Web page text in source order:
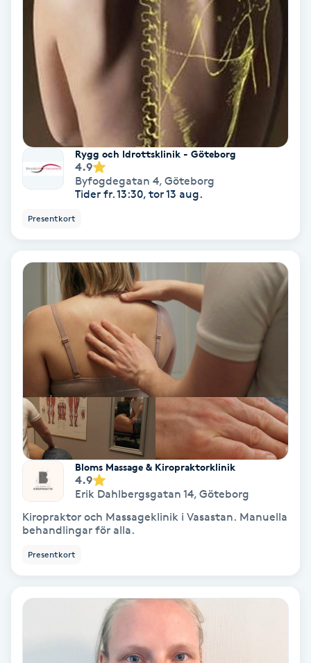
Friskvårdsmassage
Funktionsanalys
Färgning
Föning
Gel naglar
Gelenaglar
Gellack
Gellack med förstärkning
Gravidmassage
Gravidyoga
Gruppträning
Hatha Yoga
Rygg och Idrottsklinik - Göteborg
4.9
Byfogdegatan 4, Göteborg
Tider fr. 13:30, tor 13 aug.
Presentkort
Bloms Massage & Kiropraktorklinik
4.9
Erik Dahlbergsgatan 14, Göteborg
Kiropraktor och Massageklinik i Vasastan. Manuella
behandlingar för alla.
Presentkort